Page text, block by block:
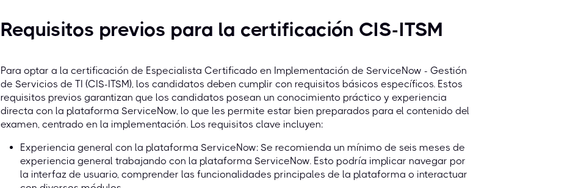
Requisitos previos para la certificación CIS-ITSM
Para optar a la certificación de Especialista Certificado en Implementación de ServiceNow - Gestión
de Servicios de TI (CIS-ITSM), los candidatos deben cumplir con requisitos básicos específicos. Estos
requisitos previos garantizan que los candidatos posean un conocimiento práctico y experiencia
directa con la plataforma ServiceNow, lo que les permite estar bien preparados para el contenido del
examen, centrado en la implementación. Los requisitos clave incluyen:
Experiencia general con la plataforma ServiceNow: Se recomienda un mínimo de seis meses de
experiencia general trabajando con la plataforma ServiceNow. Esto podría implicar navegar por
la interfaz de usuario, comprender las funcionalidades principales de la plataforma o interactuar